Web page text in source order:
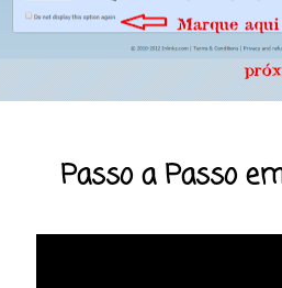
Passo a Passo